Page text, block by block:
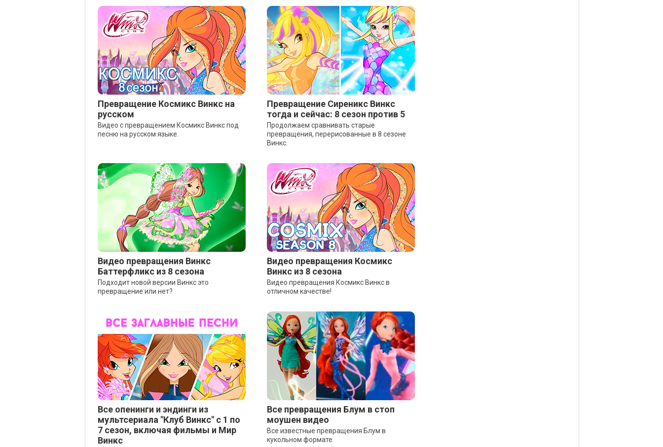
Превращение Космикс Винкс на
русском
Видео с превращением Космикс Винкс под
песню на русском языке.
Превращение Сиреникс Винкс
тогда и сейчас: 8 сезон против 5
Продолжаем сравнивать старые
превращения, перерисованные в 8 сезоне
Винкс.
Видео превращения Винкс
Баттерфликс из 8 сезона
Подходит новой версии Винкс это
превращение или нет?
Видео превращения Космикс
Винкс из 8 сезона
Видео превращения Космикс Винкс в
отличном качестве!
Все опенинги и эндинги из
мультсериала "Клуб Винкс" с 1 по
7 сезон, включая фильмы и Мир
Винкс
Все превращения Блум в стоп
моушен видео
Все известные превращения Блум в
кукольном формате.